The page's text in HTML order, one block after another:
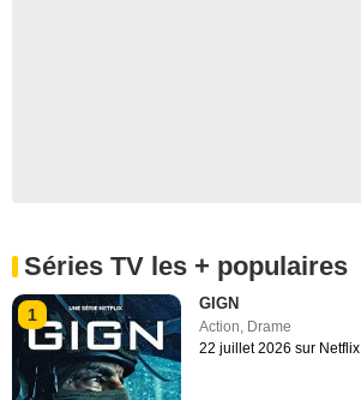
Séries TV les + populaires
1
GIGN
Action Drame
22 juillet 2026 sur Netflix